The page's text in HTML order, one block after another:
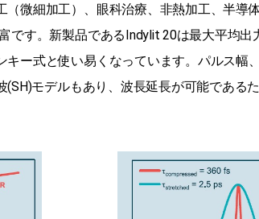
微細加工）、眼科治療、非熱加工、半
です。新製品であるIndylit 20は最大平均
ー式と使い易くなっています。パルス
モデルもあり、波長延長が可能である